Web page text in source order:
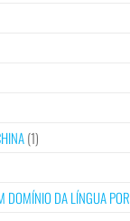
(1)
DOMÍNIO DA LÍNGUA